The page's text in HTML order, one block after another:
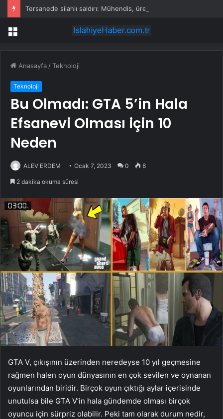
Menü
Anasayfa /Teknoloji
Teknoloji
Bu Olmadı: GTA 5’in Hala
Efsanevi Olması için 10
Neden
ALEV ERDEM Ocak 7, 2023 0 8
2 dakika okuma süresi
GTA V, çıkışının üzerinden neredeyse 10 yıl geçmesine
rağmen halen oyun dünyasının en çok sevilen ve oynanan
oyunlarından biridir. Birçok oyun çıktığı aylar içerisinde
unutulsa bile GTA V’in hala gündemde olması birçok
oyuncu için sürpriz olabilir. Peki tam olarak durum nedir,